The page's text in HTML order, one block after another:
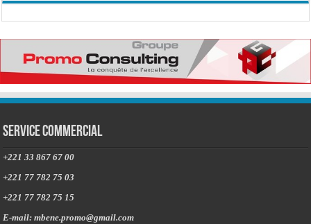
Service commercial
+221 33 867 67 00
+221 77 782 75 03
+221 77 782 75 15
E-mail: mbene.promo@gmail.com